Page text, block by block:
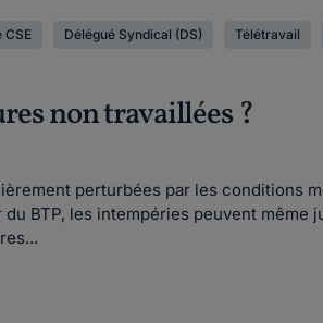
CSE Délégué Syndical (DS) Télétravail
non travaillées ?
perturbées par les conditions
BTP, les intempéries peuvent même